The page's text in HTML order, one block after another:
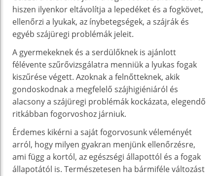
hiszen ilyenkor eltávolítja a lepedéket és a fogkövet,
ellenőrzi a lyukak, az ínybetegségek, a szájrák és
egyéb szájüregi problémák jeleit.
A gyermekeknek és a serdülőknek is ajánlott
félévente szűrővizsgálatra menniük a lyukas fogak
kiszűrése végett. Azoknak a felnőtteknek, akik
gondoskodnak a megfelelő szájhigiéniáról és
alacsony a szájüregi problémák kockázata, elegendő
ritkábban fogorvoshoz járniuk.
Érdemes kikérni a saját fogorvosunk véleményét
arról, hogy milyen gyakran menjünk ellenőrzésre,
ami függ a kortól, az egészségi állapottól és a fogak
állapotától is. Természetesen ha bármiféle változást